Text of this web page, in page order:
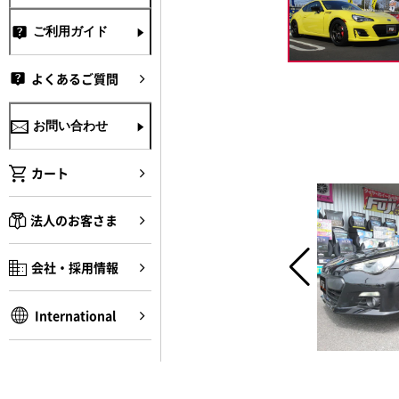
ご利用ガイド
よくあるご質問
お問い合わせ
カート
法人のお客さま
会社・採用情報
International